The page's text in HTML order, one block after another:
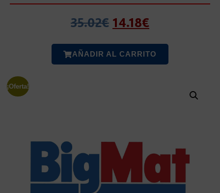
35.02€ 14.18€
AÑADIR AL CARRITO
¡Oferta!